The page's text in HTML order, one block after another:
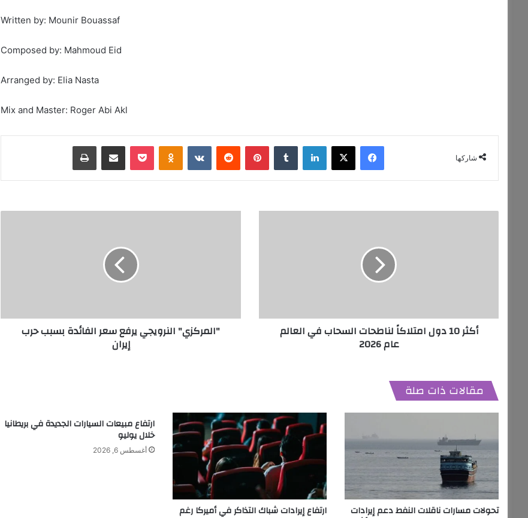
Written by: Mounir Bouassaf
Composed by: Mahmoud Eid
Arranged by: Elia Nasta
Mix and Master: Roger Abi Akl
شاركها
فيسبوك ‫X لينكدإن ‏Tumblr بينتيريست
‏Reddit
‏VKontakte
Odnoklassniki
‫Pocket مشاركة عبر البريد طباعة
عام
أكثر 10 دول امتلاكاً لناطحات السحاب في العالم
عام 2026
"المركزي" النرويجي يرفع سعر الفائدة بسبب حرب
إيران
مقالات ذات صلة
تحولات مسارات ناقلات النفط دعم إيرادات ارتفاع إيرادات شباك التذاكر في أميركا رغم
ارتفاع مبيعات السيارات الجديدة في بريطانيا
خلال يوليو
أغسطس 6, 2026